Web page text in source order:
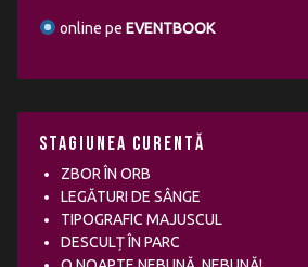
online pe EVENTBOOK
Stagiunea curentă
ZBOR ÎN ORB
LEGĂTURI DE SÂNGE
TIPOGRAFIC MAJUSCUL
DESCULȚ ÎN PARC